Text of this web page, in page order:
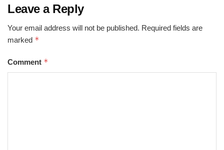
Leave a Reply
Your email address will not be published. Required fields are
marked *
Comment *